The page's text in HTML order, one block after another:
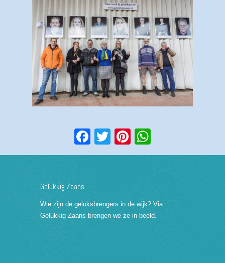
Facebook
TwitterPinterest
Gelukkig Zaans
Wie zijn de geluksbrengers in de wijk? Via
Gelukkig Zaans brengen we ze in beeld.